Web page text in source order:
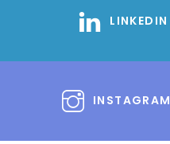
LINKEDIN
INSTAGRAM